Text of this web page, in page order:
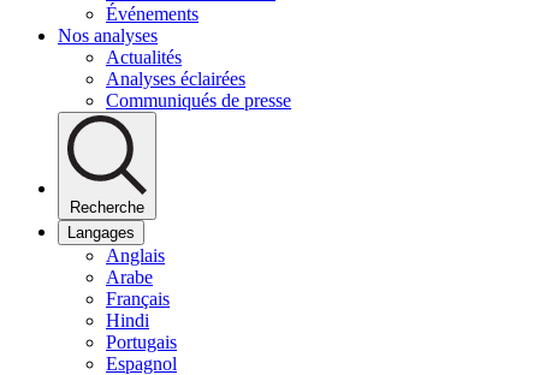
Événements
Nos analyses
Actualités
Analyses éclairées
Communiqués de presse
Recherche
Langages
Anglais
Arabe
Français
Hindi
Portugais
Espagnol